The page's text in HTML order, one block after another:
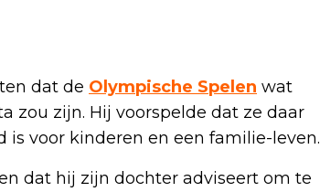
dat de Olympische Spelen wat
zou zijn. Hij voorspelde dat ze daar
voor kinderen en een familie-leven.
dat hij zijn dochter adviseert om te